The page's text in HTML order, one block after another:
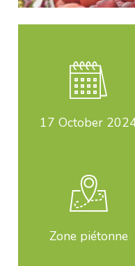
17 October
Zone piétonne